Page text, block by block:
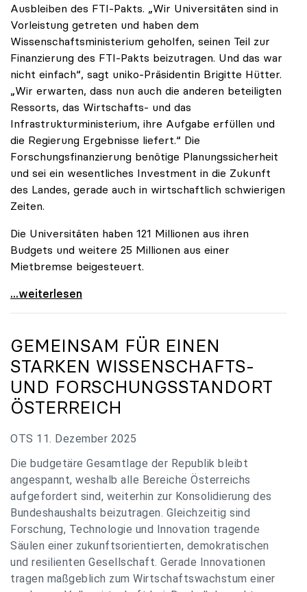
Ausbleiben des FTI-Pakts. „Wir Universitäten sind in
Vorleistung getreten und haben dem
Wissenschaftsministerium geholfen, seinen Teil zur
Finanzierung des FTI-Pakts beizutragen. Und das war
nicht einfach“, sagt uniko-Präsidentin Brigitte Hütter.
„Wir erwarten, dass nun auch die anderen beteiligten
Ressorts, das Wirtschafts- und das
Infrastrukturministerium, ihre Aufgabe erfüllen und
die Regierung Ergebnisse liefert.“ Die
Forschungsfinanzierung benötige Planungssicherheit
und sei ein wesentliches Investment in die Zukunft
des Landes, gerade auch in wirtschaftlich schwierigen
Zeiten.
Die Universitäten haben 121 Millionen aus ihren
Budgets und weitere 25 Millionen aus einer
Mietbremse beigesteuert.
„Verzögerung unverständlich“: Universitäten
...weiterlesen
GEMEINSAM FÜR EINEN
STARKEN WISSENSCHAFTS-
UND FORSCHUNGSSTANDORT
ÖSTERREICH
OTS 11. Dezember 2025
Die budgetäre Gesamtlage der Republik bleibt
angespannt, weshalb alle Bereiche Österreichs
aufgefordert sind, weiterhin zur Konsolidierung des
Bundeshaushalts beizutragen. Gleichzeitig sind
Forschung, Technologie und Innovation tragende
Säulen einer zukunftsorientierten, demokratischen
und resilienten Gesellschaft. Gerade Innovationen
tragen maßgeblich zum Wirtschaftswachstum einer